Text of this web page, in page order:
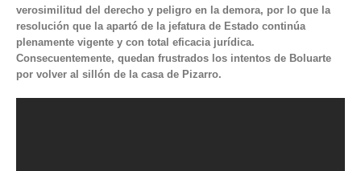
verosimilitud del derecho y peligro en la demora, por lo que la
resolución que la apartó de la jefatura de Estado continúa
plenamente vigente y con total eficacia jurídica.
Consecuentemente, quedan frustrados los intentos de Boluarte
por volver al sillón de la casa de Pizarro.